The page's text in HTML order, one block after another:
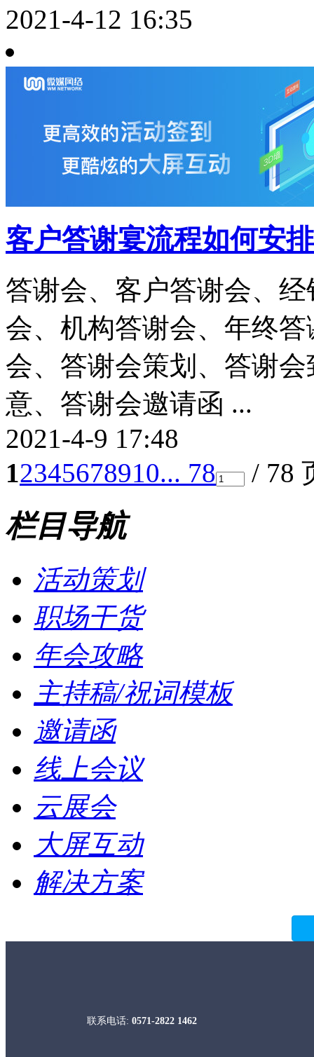
2021-4-12 16:35
客户答谢宴流程如何安
答谢会、客户答谢会、
会、机构答谢会、年终
会、答谢会策划、答谢
意、答谢会邀请函 ...
2021-4-9 17:48
12345678910... 78 / 78
栏目导航
活动策划
职场干货
年会攻略
主持稿/祝词模板
邀请函
线上会议
云展会
大屏互动
解决方案
联系电话: 0571-2822 1462